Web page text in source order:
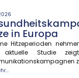
in Europa
Hitzeperioden
aktuelle Studie
Temperaturen belasten
im schlimmsten Fall
Institut sc...
in